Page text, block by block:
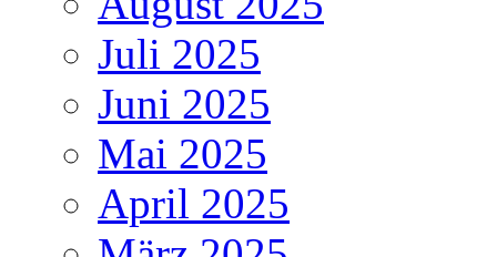
Juli 2025
Juni 2025
Mai 2025
April 2025